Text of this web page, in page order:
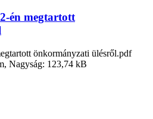
én megtartott
önkormányzati ülésről.pdf
Nagyság: 123,74 kB